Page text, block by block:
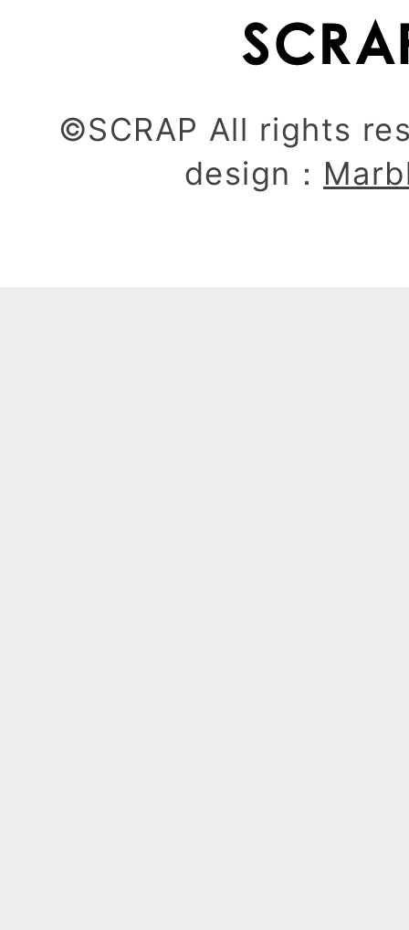
©SCRAP All rights
design：